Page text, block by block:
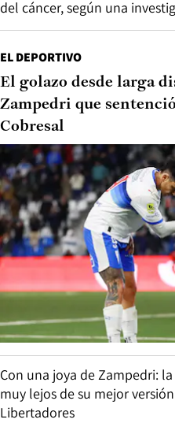
del cáncer, según una
EL DEPORTIVO
El golazo desde larga
Zampedri que
Cobresal
Con una joya de Zampedri:
muy lejos de su mejor
Libertadores